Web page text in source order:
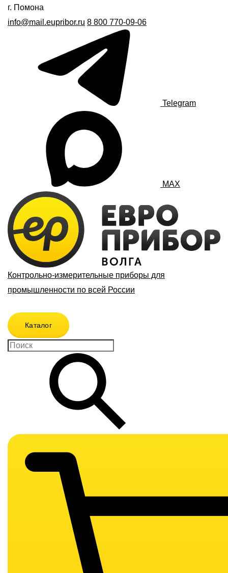
г. Помона
info@mail.eupribor.ru 8 800 770-09-06
Telegram
MAX
Контрольно-измерительные приборы для
промышленности по всей России
Каталог